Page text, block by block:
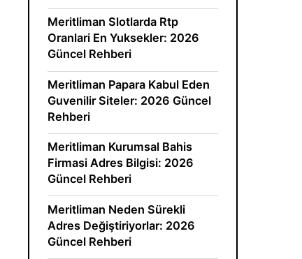
Meritliman Slotlarda Rtp
Oranlari En Yuksekler: 2026
Güncel Rehberi
Meritliman Papara Kabul Eden
Guvenilir Siteler: 2026 Güncel
Rehberi
Meritliman Kurumsal Bahis
Firmasi Adres Bilgisi: 2026
Güncel Rehberi
Meritliman Neden Sürekli
Adres Değiştiriyorlar: 2026
Güncel Rehberi